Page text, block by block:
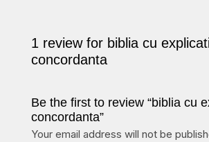
1 review for biblia cu
concordanta
Be the first to review “biblia cu
concordanta”
Your email address will not be